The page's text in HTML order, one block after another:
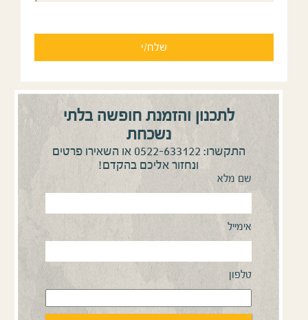
לתכנון והזמנת חופשה בלתי
נשכחת
התקשרו: 0522-633122 או השאירו פרטים
ונחזור אליכם בהקדם!
שם מלא
אימייל
טלפון